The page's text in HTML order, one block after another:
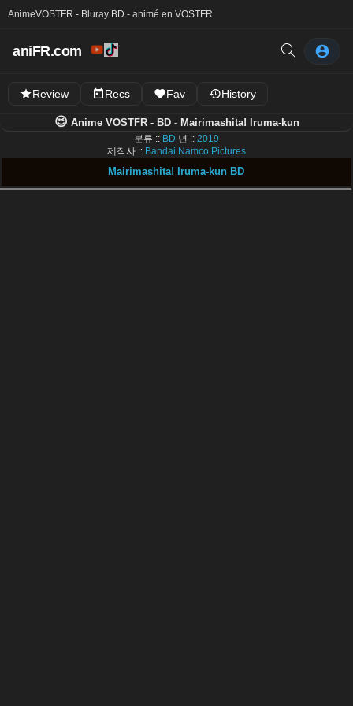
AnimeVOSTFR - Bluray BD - animé en VOSTFR
aniFR.com
Review Recs Fav History
😉 Anime VOSTFR - BD - Mairimashita! Iruma-kun
분류 :: BD 년 :: 2019
제작사 :: Bandai Namco Pictures
Mairimashita! Iruma-kun BD